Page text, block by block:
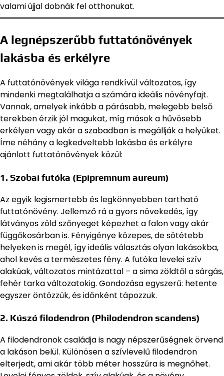
valami újjal dobnák fel otthonukat.
A legnépszerűbb futtatónövények
lakásba és erkélyre
A futtatónövények világa rendkívül változatos, így
mindenki megtalálhatja a számára ideális növényfajt.
Vannak, amelyek inkább a párásabb, melegebb belső
terekben érzik jól magukat, míg mások a hűvösebb
erkélyen vagy akár a szabadban is megállják a helyüket.
Íme néhány a legkedveltebb lakásba és erkélyre
ajánlott futtatónövények közül:
1. Szobai futóka (Epipremnum aureum)
Az egyik legismertebb és legkönnyebben tartható
futtatónövény. Jellemző rá a gyors növekedés, így
látványos zöld szőnyeget képezhet a falon vagy akár
függőkosárban is. Fényigénye közepes, de sötétebb
helyeken is megél, így ideális választás olyan lakásokba,
ahol kevés a természetes fény. A futóka levelei szív
alakúak, változatos mintázattal – a sima zöldtől a sárgás,
fehér tarka változatokig. Gondozása egyszerű: hetente
egyszer öntözzük, és időnként tápozzuk.
2. Kúszó filodendron (Philodendron scandens)
A filodendronok családja is nagy népszerűségnek örvend
a lakáson belül. Különösen a szívlevelű filodendron
elterjedt, ami akár több méter hosszúra is megnőhet.